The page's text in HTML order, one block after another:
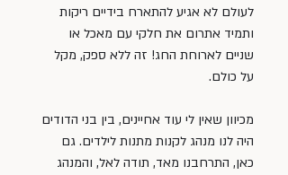
לעולם לא אגיע להתארח בידיים ריקות
ותמיד אתרום את חלקי עם מאכל או
שניים לארוחת החג! זה ללא ספק, מקל
על כולם.
מכיוון שאין לי עוד אחיינים, בין בני הדודים
היה לנו מנהג לקנות מתנות לילדים. גם
כאן, התרחבנו מאד, תודה לאל, והמנהג